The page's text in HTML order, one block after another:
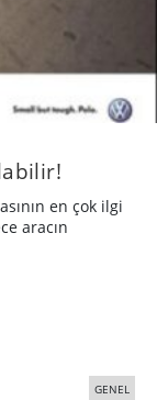
en çok ilgi
aracın
GENEL